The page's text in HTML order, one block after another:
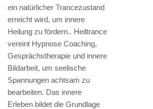
ein natürlicher Trancezustand
erreicht wird, um innere
Heilung zu fördern.. Heiltrance
vereint Hypnose Coaching,
Gesprächstherapie und innere
Bildarbeit, um seelische
Spannungen achtsam zu
bearbeiten. Das innere
Erleben bildet die Grundlage